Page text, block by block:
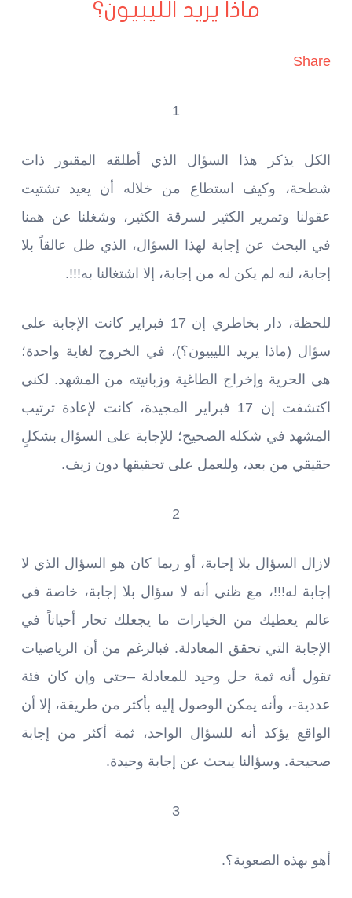
ماذا يريد الليبيون؟
Share
1
الكل يذكر هذا السؤال الذي أطلقه المقبور ذات
شطحة، وكيف استطاع من خلاله أن يعيد تشتيت
عقولنا وتمرير الكثير لسرقة الكثير، وشغلنا عن همنا
في البحث عن إجابة لهذا السؤال، الذي ظل عالقاً بلا
إجابة، لنه لم يكن له من إجابة، إلا اشتغالنا به!!!.
للحظة، دار بخاطري إن 17 فبراير كانت الإجابة على
سؤال (ماذا يريد الليبيون؟)، في الخروج لغاية واحدة؛
هي الحرية وإخراج الطاغية وزبانيته من المشهد. لكني
اكتشفت إن 17 فبراير المجيدة، كانت لإعادة ترتيب
المشهد في شكله الصحيح؛ للإجابة على السؤال بشكلٍ
حقيقي من بعد، وللعمل على تحقيقها دون زيف.
2
لازال السؤال بلا إجابة، أو ربما كان هو السؤال الذي لا
إجابة له!!!، مع ظني أنه لا سؤال بلا إجابة، خاصة في
عالم يعطيك من الخيارات ما يجعلك تحار أحياناً في
الإجابة التي تحقق المعادلة. فبالرغم من أن الرياضيات
تقول أنه ثمة حل وحيد للمعادلة –حتى وإن كان فئة
عددية-، وأنه يمكن الوصول إليه بأكثر من طريقة، إلا أن
الواقع يؤكد أنه للسؤال الواحد، ثمة أكثر من إجابة
صحيحة. وسؤالنا يبحث عن إجابة وحيدة.
3
أهو بهذه الصعوبة؟.